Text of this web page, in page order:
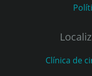
Clínica de